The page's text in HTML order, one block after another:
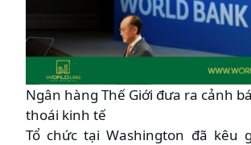
Ngân hàng Thế Giới đưa ra cảnh
thoái kinh tế
Tổ chức tại Washington đã kêu